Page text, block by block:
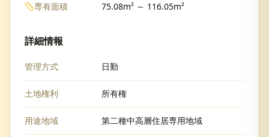
専有面積 75.08m² ～ 116.05m²
詳細情報
管理方式 日勤
土地権利 所有権
用途地域 第二種中高層住居専用地域